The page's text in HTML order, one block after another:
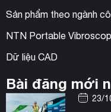
Sản phẩm theo ngành
NTN Portable
Dữ liệu CAD
Bài đăng mới
23/